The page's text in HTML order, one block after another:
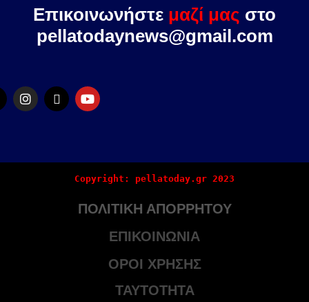
Επικοινωνήστε μαζί μας στο
pellatodaynews@gmail.com
Copyright: pellatoday.gr 2023
ΠΟΛΙΤΙΚΗ ΑΠΟΡΡΗΤΟΥ
ΕΠΙΚΟΙΝΩΝΙΑ
ΟΡΟΙ ΧΡΗΣΗΣ
ΤΑΥΤΟΤΗΤΑ